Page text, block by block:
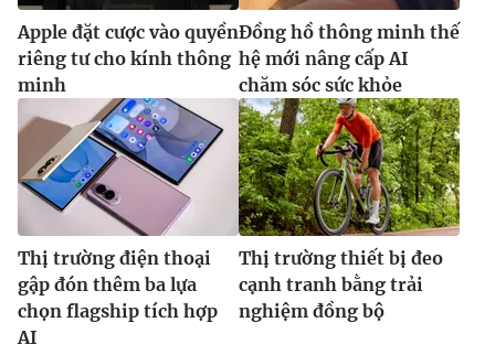
Apple đặt cược vào quyền
riêng tư cho kính thông
minh
Đồng hồ thông minh thế
hệ mới nâng cấp AI
chăm sóc sức khỏe
Thị trường điện thoại
gập đón thêm ba lựa
chọn flagship tích hợp
AI
Thị trường thiết bị đeo
cạnh tranh bằng trải
nghiệm đồng bộ